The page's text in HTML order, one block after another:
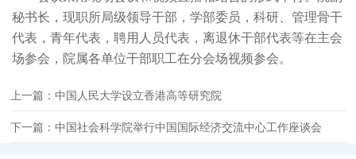
秘书长，现职所局级领导干部，学部委员，科研、管理骨干
代表，青年代表，聘用人员代表，离退休干部代表等在主会
场参会，院属各单位干部职工在分会场视频参会。
上一篇：中国人民大学设立香港高等研究院
下一篇：中国社会科学院举行中国国际经济交流中心工作座谈会